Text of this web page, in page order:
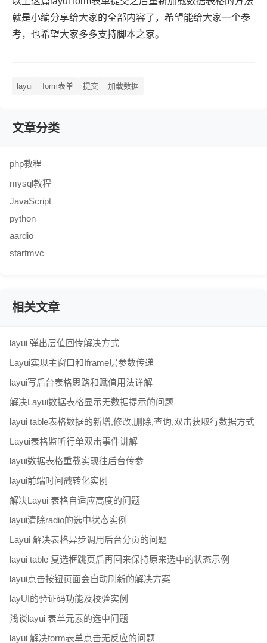
就是小编分享给大家的全部内容了，希望能给大家一个参
考，也希望大家多多支持脚本之家。
layui form表单 提交 加载数据
文章分类
php教程
mysql教程
JavaScript
python
aardio
startmvc
相关文章
layui 弹出层值回传解决方式
Layui实现主窗口和Iframe层参数传递
layui写后台表格思路和赋值用法详解
解决Layui数据表格显示无数据提示的问题
layui table表格数据的新增,修改,删除,查询,双击获取行数据方式
Layui表格监听行单双击事件讲解
layui数据表格重载实现往后台传参
layui前端时间戳转化实例
解决Layui 表格自适应高度的问题
layui清除radio的选中状态实例
Layui 解决表格异步调用后台分页的问题
layui table 复选框跳页后再回来保持原来选中的状态示例
layui点击按钮页面会自动刷新的解决方案
layUI的验证码功能及校验实例
浅谈layui 表单元素的选中问题
layui 解决form表单点击无反应的问题